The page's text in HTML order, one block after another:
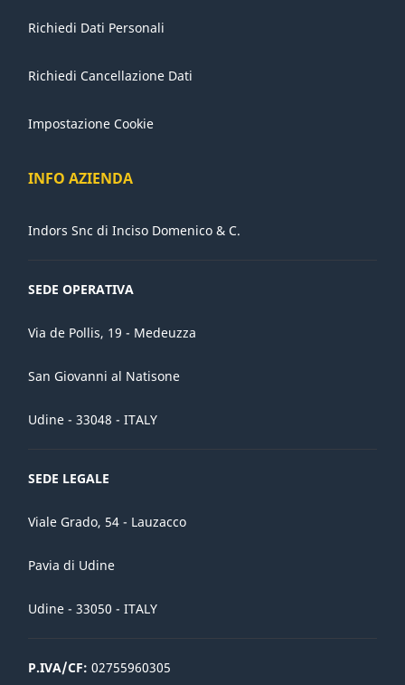
Richiedi Dati Personali
Richiedi Cancellazione Dati
Impostazione Cookie
INFO AZIENDA
Indors Snc di Inciso Domenico & C.
SEDE OPERATIVA
Via de Pollis, 19 - Medeuzza
San Giovanni al Natisone
Udine - 33048 - ITALY
SEDE LEGALE
Viale Grado, 54 - Lauzacco
Pavia di Udine
Udine - 33050 - ITALY
P.IVA/CF: 02755960305